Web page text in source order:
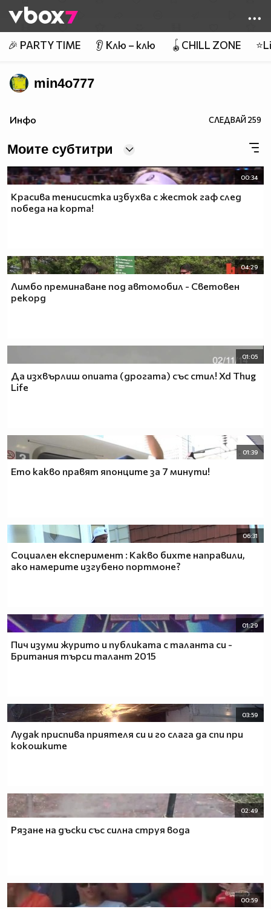
👾
🎉 PARTY TIME 👂 Клю – клю 🪀CHILL ZONE
min4o777
Инфо СЛЕДВАЙ259
Моите субтитри
00:34
Красива тенисистка избухва с жесток гаф след
победа на корта!
04:29
Лимбо преминаване под автомобил - Световен
рекорд
01:05
Да изхвърлиш опиата (дрогата) със стил! Xd Thug
Life
01:39
Ето какво правят японците за 7 минути!
06:31
Социален експеримент : Какво бихте направили,
ако намерите изгубено портмоне?
01:29
Пич изуми журито и публиката с таланта си -
Британия търси талант 2015
03:59
Лудак приспива приятеля си и го слага да спи при
кокошките
02:49
Рязане на дъски със силна струя вода
00:59